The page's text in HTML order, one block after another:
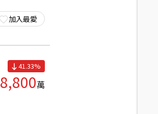
加入最愛
41.33%
8,800萬